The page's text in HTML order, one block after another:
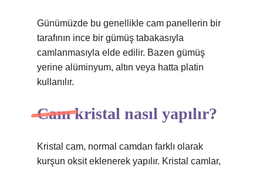
Günümüzde bu genellikle cam panellerin bir
tarafının ince bir gümüş tabakasıyla
camlanmasıyla elde edilir. Bazen gümüş
yerine alüminyum, altın veya hatta platin
kullanılır.
Cam kristal nasıl yapılır?
Kristal cam, normal camdan farklı olarak
kurşun oksit eklenerek yapılır. Kristal camlar,